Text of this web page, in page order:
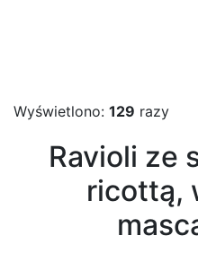
Wyświetlono: 129 razy
Ravioli ze
ricottą,